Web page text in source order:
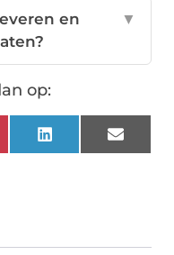
en
▼
op:
LinkedInEmail